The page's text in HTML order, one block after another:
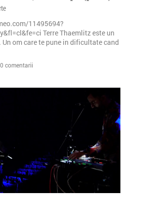
11495694?
Terre Thaemlitz este un
om care te pune in dificultate cand
comentarii